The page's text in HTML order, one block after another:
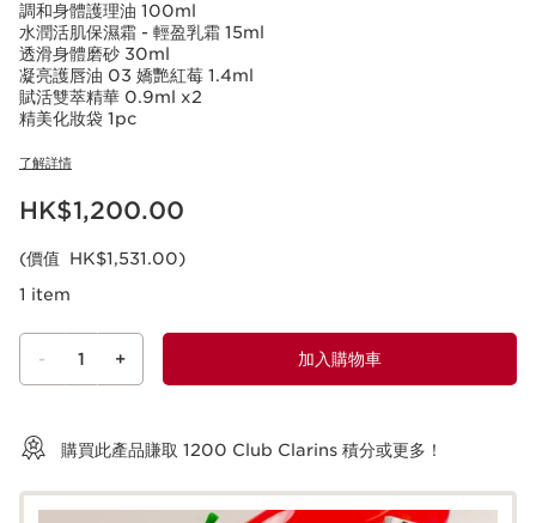
調和身體護理油 100ml
水潤活肌保濕霜 - 輕盈乳霜 15ml
透滑身體磨砂 30ml
凝亮護唇油 03 嬌艷紅莓 1.4ml
賦活雙萃精華 0.9ml x2
精美化妝袋 1pc
了解詳情
現在價格HK$1,200.00
HK$1,200.00
(價值 HK$1,531.00)
1 item
- 1 + 加入購物車
購買此產品賺取 1200 Club Clarins 積分或更多！